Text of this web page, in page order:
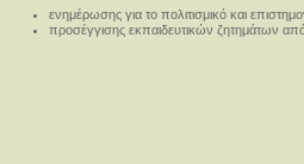
ενημέρωσης για το πολιτισμικό και
προσέγγισης εκπαιδευτικών ζητημάτων από